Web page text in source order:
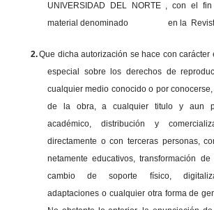
UNIVERSIDAD DEL NORTE , con el
material denominado en la
2.Que dicha autorización se hace con carácter
especial sobre los derechos de
cualquier medio conocido o por
de la obra, a cualquier titulo y aun
académico, distribución y
directamente o con terceras personas,
netamente educativos, transformación
cambio de soporte físico,
adaptaciones o cualquier otra forma de